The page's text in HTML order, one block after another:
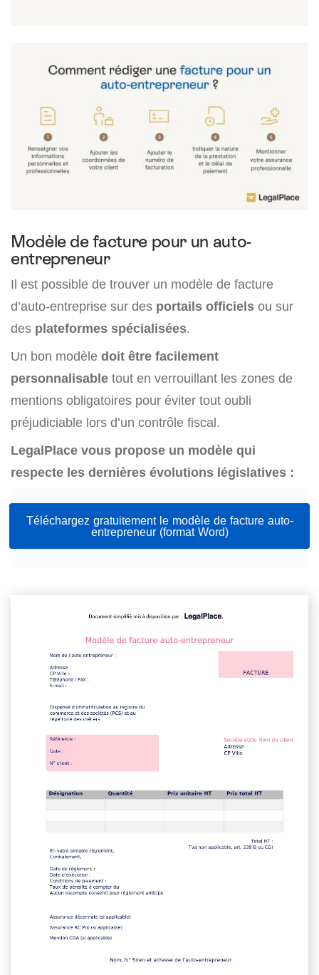
Modèle de facture pour un auto-
entrepreneur
Il est possible de trouver un modèle de facture
d’auto-entreprise sur des portails officiels ou sur
des plateformes spécialisées.
Un bon modèle doit être facilement
personnalisable tout en verrouillant les zones de
mentions obligatoires pour éviter tout oubli
préjudiciable lors d’un contrôle fiscal.
LegalPlace vous propose un modèle qui
respecte les dernières évolutions législatives :
Téléchargez gratuitement le modèle de facture auto-
entrepreneur (format Word)